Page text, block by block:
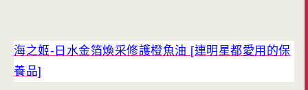
海之姬-日水金箔煥采修護橙魚油 [連明星都愛用的保
養品]